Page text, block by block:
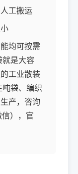
工搬运
均可按需
就是大容
工业散装
袋、编织
产，咨询
），官